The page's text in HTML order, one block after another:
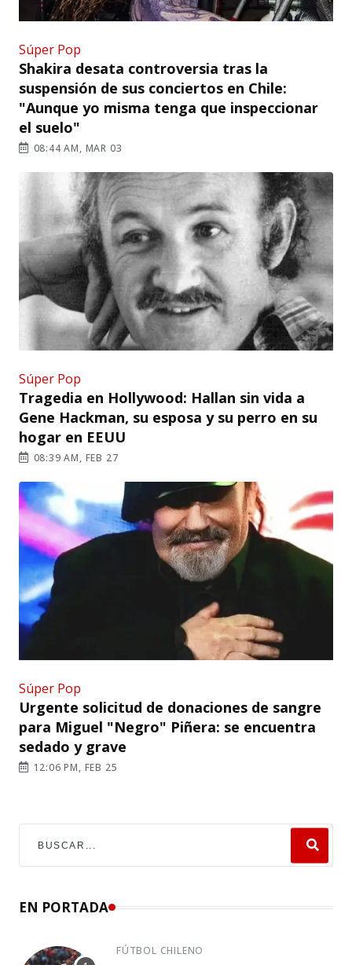
Súper Pop
Shakira desata controversia tras la
suspensión de sus conciertos en Chile:
"Aunque yo misma tenga que inspeccionar
el suelo"
08:44 AM, MAR 03
Súper Pop
Tragedia en Hollywood: Hallan sin vida a
Gene Hackman, su esposa y su perro en su
hogar en EEUU
08:39 AM, FEB 27
Súper Pop
Urgente solicitud de donaciones de sangre
para Miguel "Negro" Piñera: se encuentra
sedado y grave
12:06 PM, FEB 25
EN PORTADA
FÚTBOL CHILENO